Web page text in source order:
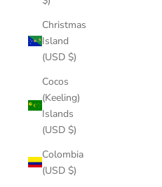
Christmas
Island
(USD $)
Cocos
(Keeling)
Islands
(USD $)
Colombia
(USD $)